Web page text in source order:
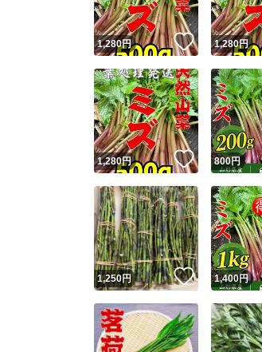
1,280円 いいね！
1,280円
1,280円 いいね！
800円
1,250円 いいね！
1,400円